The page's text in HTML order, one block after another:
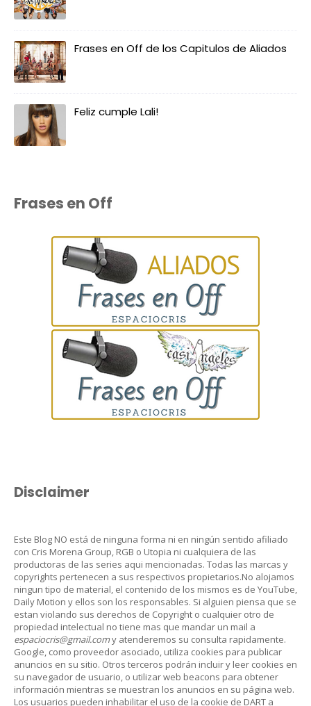
Frases en Off de los Capitulos de Aliados
Feliz cumple Lali!
Frases en Off
Disclaimer
Este Blog NO está de ninguna forma ni en ningún sentido afiliado
con Cris Morena Group, RGB o Utopia ni cualquiera de las
productoras de las series aqui mencionadas. Todas las marcas y
copyrights pertenecen a sus respectivos propietarios.No alojamos
ningun tipo de material, el contenido de los mismos es de YouTube,
Daily Motion y ellos son los responsables. Si alguien piensa que se
estan violando sus derechos de Copyright o cualquier otro de
propiedad intelectual no tiene mas que mandar un mail a
espaciocris@gmail.comy atenderemos su consulta rapidamente.
Google, como proveedor asociado, utiliza cookies para publicar
anuncios en su sitio. Otros terceros podrán incluir y leer cookies en
su navegador de usuario, o utilizar web beacons para obtener
información mientras se muestran los anuncios en su página web.
Los usuarios pueden inhabilitar el uso de la cookie de DART a